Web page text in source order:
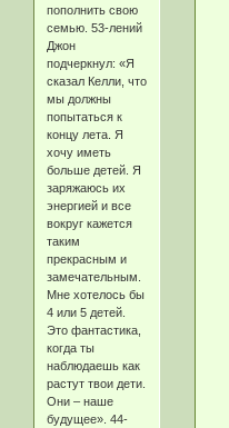
пополнить свою
семью. 53-лений
Джон
подчеркнул: «Я
сказал Келли, что
мы должны
попытаться к
концу лета. Я
хочу иметь
больше детей. Я
заряжаюсь их
энергией и все
вокруг кажется
таким
прекрасным и
замечательным.
Мне хотелось бы
4 или 5 детей.
Это фантастика,
когда ты
наблюдаешь как
растут твои дети.
Они – наше
будущее». 44-